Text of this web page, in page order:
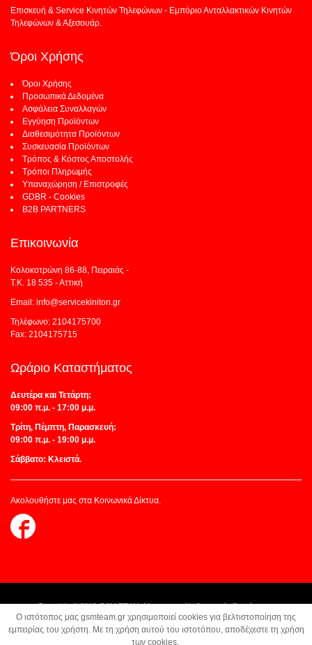
Επισκευή & Service Κινητών Τηλεφώνων - Εμπόριο Ανταλλακτικών Κινητών
Τηλεφώνων & Αξεσουάρ.
Όροι Χρήσης
Όροι Χρήσης
Προσωπικά Δεδομένα
Ασφάλεια Συναλλαγών
Εγγύηση Προϊόντων
Διαθεσιμότητα Προϊόντων
Συσκευασία Προϊόντων
Τρόπος & Κόστος Αποστολής
Τρόποι Πληρωμής
Υπαναχώρηση / Επιστροφές
GDBR - Cookies
B2B PARTNERS
Επικοινωνία
Κολοκοτρώνη 86-88, Πειραιάς -
Τ.Κ. 18 535 - Αττική
Email: info@servicekiniton.gr
Τηλέφωνο: 2104175700
Fax: 2104175715
Ωράριο Καταστήματος
Δευτέρα και Τετάρτη:
09:00 π.μ. - 17:00 μ.μ.
Τρίτη, Πέμπτη, Παρασκευή:
09:00 π.μ. - 19:00 μ.μ.
Σάββατο: Κλειστά.
Ακολουθήστε μας στα Κοινωνικά Δίκτυα.
us
Copyright © 2018 GSM TEAM. Με την επιφύλαξη παντός δικαιώματος.
Κατασκευή Ιστοσελίδων:Z-Design.gr
O ιστότοπος μας gsmteam.gr χρησιμοποιεί cookies για βελτιστοποίηση της
εμπειρίας του χρήστη. Με τη χρήση αυτού του ιστοτόπου, αποδέχεστε τη χρήση
των cookies.